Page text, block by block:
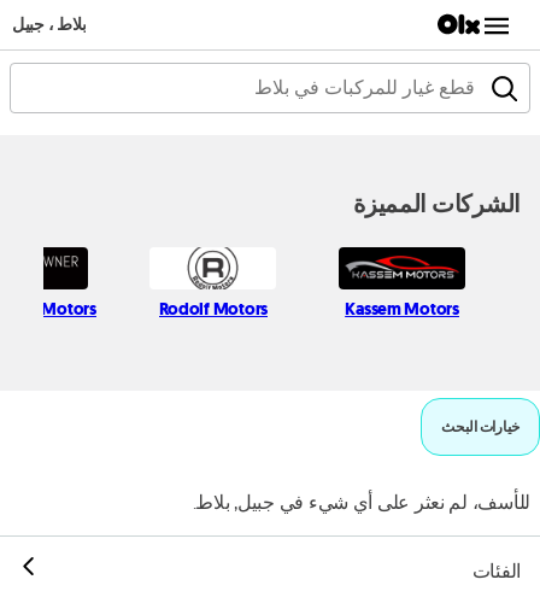
بلاط ، جبيل
الشركات المميزة
Kassem Motors
Rodolf Motors
Motors
خيارات البحث
للأسف، لم نعثر على أي شيء في جبيل, بلاط.
الفئات